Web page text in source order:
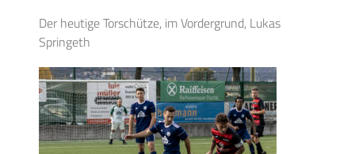
Der heutige Torschütze, im Vordergrund, Lukas
Springeth